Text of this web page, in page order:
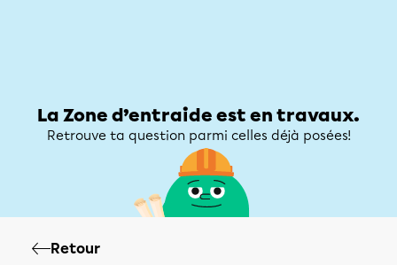
La Zone d’entraide est en travaux.
Retrouve ta question parmi celles déjà posées!
Retour